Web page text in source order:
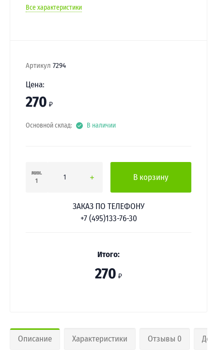
Все характеристики
Артикул 7294
Цена:
270 ₽
Основной склад: В наличии
мин.
1
В корзину
ЗАКАЗ ПО ТЕЛЕФОНУ
+7 (495)133-76-30
Итого:
270 ₽
Описание Характеристики Отзывы 0